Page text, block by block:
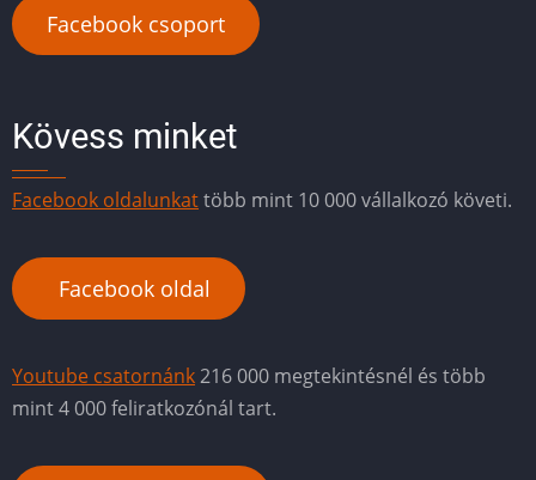
Facebook csoport
Kövess minket
Facebook oldalunkattöbb mint 10 000 vállalkozó követi.
Facebook oldal
Youtube csatornánk216 000 megtekintésnél és több
mint 4 000 feliratkozónál tart.